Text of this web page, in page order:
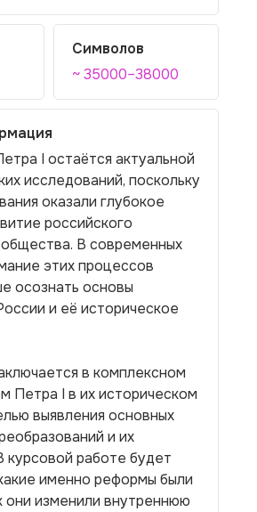
Символов
~ 35000–38000
I остаётся актуальной
исследований, поскольку
оказали глубокое
российского
В современных
этих процессов
осознать основы
и её историческое
в комплексном
Петра I в их историческом
выявления основных
и их
курсовой работе будет
именно реформы были
они изменили внутреннюю